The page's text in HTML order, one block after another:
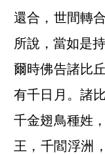
還合，世間轉
所說，當如是持
爾時佛告諸比
有千日月。諸
千金翅鳥種姓
王，千閻浮洲